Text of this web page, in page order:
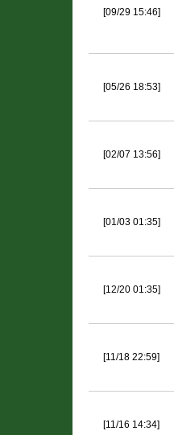
[09/29 15:46]
[05/26 18:53]
[02/07 13:56]
[01/03 01:35]
[12/20 01:35]
[11/18 22:59]
[11/16 14:34]